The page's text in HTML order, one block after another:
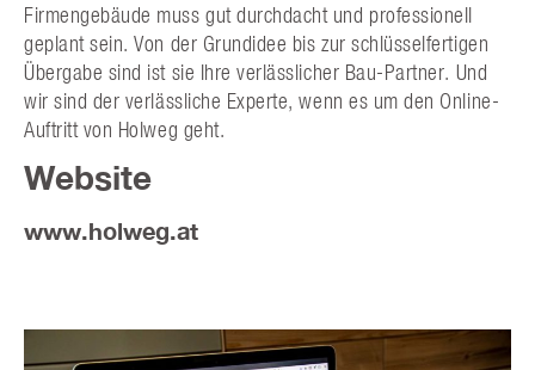
Firmengebäude muss gut durchdacht und professionell
geplant sein. Von der Grundidee bis zur schlüsselfertigen
Übergabe sind ist sie Ihre verlässlicher Bau-Partner. Und
wir sind der verlässliche Experte, wenn es um den Online-
Auftritt von Holweg geht.
Website
www.holweg.at